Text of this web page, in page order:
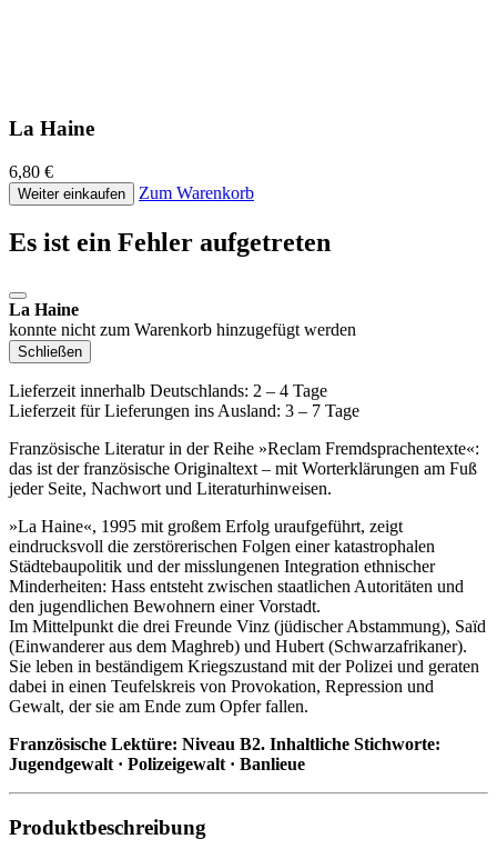
La Haine
6,80 €
Weiter einkaufen Zum Warenkorb
Es ist ein Fehler aufgetreten
La Haine
konnte nicht zum Warenkorb hinzugefügt werden
Schließen
Lieferzeit innerhalb Deutschlands: 2 – 4 Tage
Lieferzeit für Lieferungen ins Ausland: 3 – 7 Tage
Französische Literatur in der Reihe »Reclam Fremdsprachentexte«:
das ist der französische Originaltext – mit Worterklärungen am Fuß
jeder Seite, Nachwort und Literaturhinweisen.
»La Haine«, 1995 mit großem Erfolg uraufgeführt, zeigt
eindrucksvoll die zerstörerischen Folgen einer katastrophalen
Städtebaupolitik und der misslungenen Integration ethnischer
Minderheiten: Hass entsteht zwischen staatlichen Autoritäten und
den jugendlichen Bewohnern einer Vorstadt.
Im Mittelpunkt die drei Freunde Vinz (jüdischer Abstammung), Saïd
(Einwanderer aus dem Maghreb) und Hubert (Schwarzafrikaner).
Sie leben in beständigem Kriegszustand mit der Polizei und geraten
dabei in einen Teufelskreis von Provokation, Repression und
Gewalt, der sie am Ende zum Opfer fallen.
Französische Lektüre: Niveau B2. Inhaltliche Stichworte:
Jugendgewalt · Polizeigewalt · Banlieue
Produktbeschreibung